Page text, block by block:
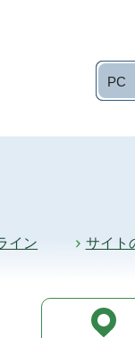
PC
イン サイト